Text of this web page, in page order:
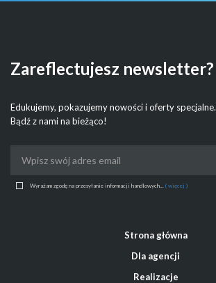
Zareflectujesz newsletter?
Edukujemy, pokazujemy nowości i oferty specjalne.
Bądź z nami na bieżąco!
Wyrażam zgodę na przesyłanie informacji handlowych... ( więcej )
Strona główna
Dla agencji
Realizacje